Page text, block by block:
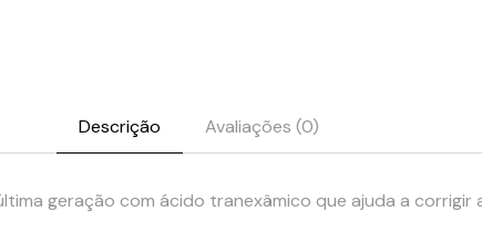
Descrição Avaliações (0)
geração com ácido tranexâmico que ajuda a corrigir